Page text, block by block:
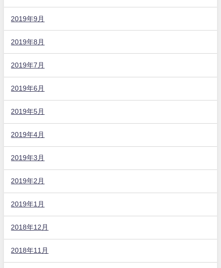
2019年9月
2019年8月
2019年7月
2019年6月
2019年5月
2019年4月
2019年3月
2019年2月
2019年1月
2018年12月
2018年11月